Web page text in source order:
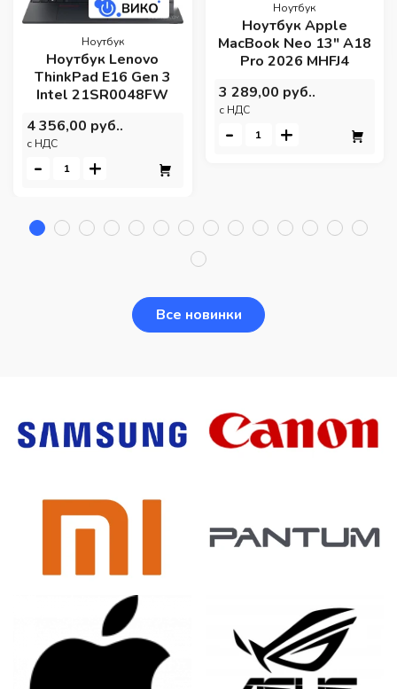
Ноутбук
Ноутбук Lenovo
ThinkPad E16 Gen 3
Intel 21SR0048FW
4 356,00 руб..
c НДС
- +
Ноутбук
Ноутбук Apple
MacBook Neo 13" A18
Pro 2026 MHFJ4
3 289,00 руб..
c НДС
- +
Все новинки